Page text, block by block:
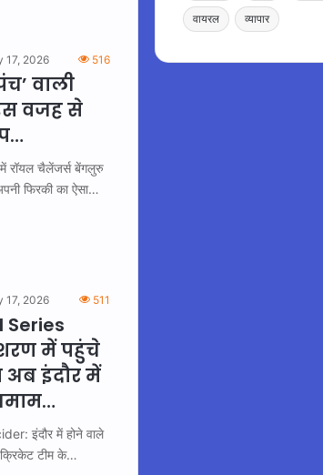
17, 2026 516
वाली
वजह से
रॉयल चैलेंजर्स बेंगलुरु
फिरकी का ऐसा…
17, 2026 511
Series
में पहुंचे
अब इंदौर में
इंदौर में होने वाले
क्रिकेट टीम के…
वायरल व्यापार